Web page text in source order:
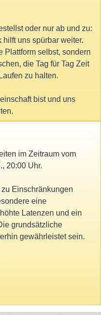
oder nur ab und zu:
uns spürbar weiter.
Plattform selbst, sondern
die Tag für Tag Zeit
zu halten.
bist und uns
im Zeitraum vom
20:00 Uhr.
Einschränkungen
eine
Latenzen und ein
grundsätzliche
gewährleistet sein.